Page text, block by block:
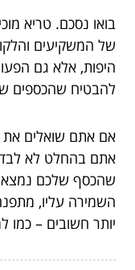
בואו נסכם. טריא
של המשקיעים
היפות, אלא גם
להבטיח שהכספים
אם אתם שואלים את
אתם בהחלט לא
שהכסף שלכם
השמירה עליו,
יותר חשובים –